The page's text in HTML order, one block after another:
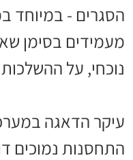
הסגרים - במיוחד
מעמידים בסימן
נוכחי, על
עיקר הדאגה
התחסנות נמוכים